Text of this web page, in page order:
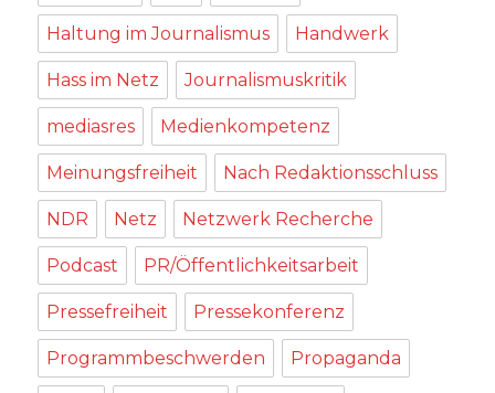
Haltung im Journalismus Handwerk
Hass im Netz Journalismuskritik
mediasres Medienkompetenz
Meinungsfreiheit Nach Redaktionsschluss
NDR Netz Netzwerk Recherche
Podcast PR/Öffentlichkeitsarbeit
Pressefreiheit Pressekonferenz
Programmbeschwerden Propaganda